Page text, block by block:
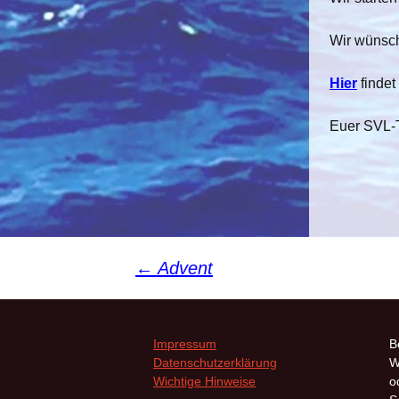
Wir
Hier findet
Euer SVL-
Beitragsnavigation
← Advent
Impressum
Datenschutzerklärung
Wichtige Hinweise